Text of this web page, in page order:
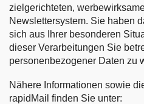
zielgerichteten,
Newslettersystem. Sie haben
sich aus Ihrer besonderen
dieser Verarbeitungen Sie
personenbezogener Daten zu
Nähere Informationen sowie
rapidMail finden Sie unter: